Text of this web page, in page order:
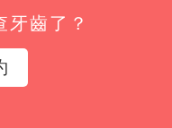
周圍的骨頭組織。
牙齒了？